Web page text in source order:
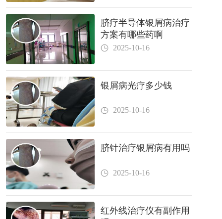
脐疗半导体银屑病治疗
方案有哪些药啊
2025-10-16
银屑病光疗多少钱
2025-10-16
脐针治疗银屑病有用吗
2025-10-16
红外线治疗仪有副作用